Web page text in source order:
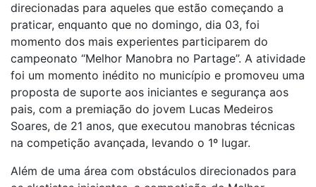
direcionadas para aqueles que estão começando a
praticar, enquanto que no domingo, dia 03, foi
momento dos mais experientes participarem do
campeonato “Melhor Manobra no Partage”. A atividade
foi um momento inédito no município e promoveu uma
proposta de suporte aos iniciantes e segurança aos
pais, com a premiação do jovem Lucas Medeiros
Soares, de 21 anos, que executou manobras técnicas
na competição avançada, levando o 1º lugar.
Além de uma área com obstáculos direcionados para